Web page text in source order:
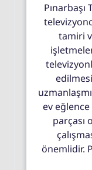
Pınarbaşı
tamiri
ev
parçası
önemlidir.